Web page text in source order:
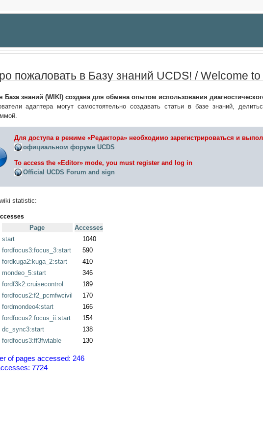
пожаловать в Базу знаний UCDS! / Welcome
База знаний (WIKI) создана для обмена опытом использования
адаптера могут самостоятельно создавать статьи в базе знаний,
Для доступа в режиме «Редактора» необходимо зарегистрироваться и
официальном форуме UCDS
To access the «Editor» mode, you must register and log in
Official UCDS Forum and sign
statistic:
Page
Accesses
start
1040
fordfocus3:focus_3:start
590
fordkuga2:kuga_2:start
410
mondeo_5:start
346
fordf3k2:cruisecontrol
189
fordfocus2:f2_pcmfwcivil
170
fordmondeo4:start
166
fordfocus2:focus_ii:start
154
dc_sync3:start
138
fordfocus3:ff3fwtable 130
of pages accessed: 246
7724